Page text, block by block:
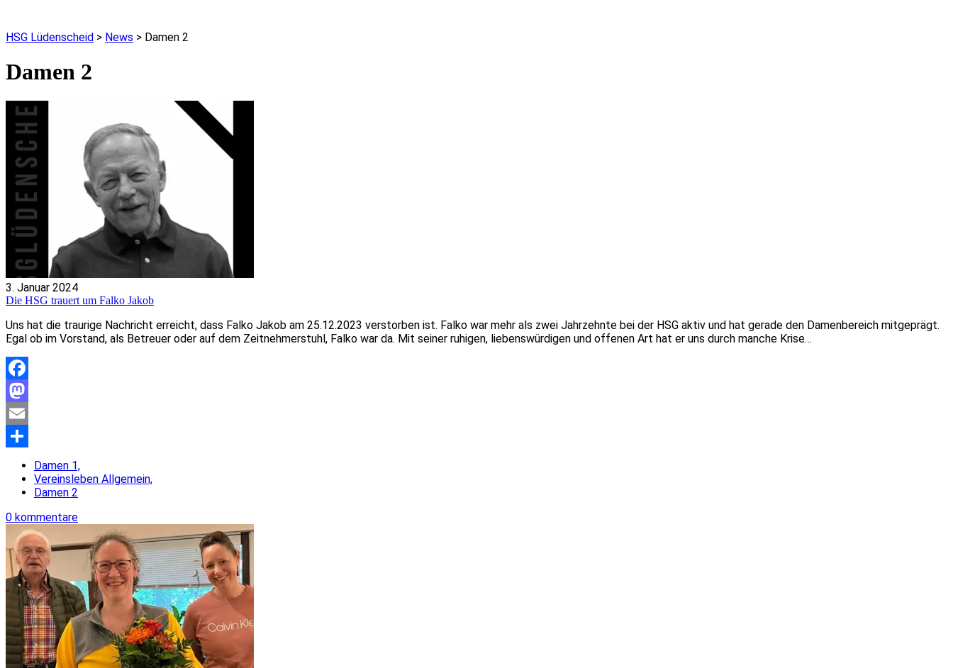
HSG Lüdenscheid > News > Damen 2
Damen 2
3. Januar 2024
Die HSG trauert um Falko Jakob
Uns hat die traurige Nachricht erreicht, dass Falko Jakob am 25.12.2023 verstorben ist. Falko war mehr als zwei Jahrzehnte bei der HSG aktiv und hat gerade den Damenbereich mitgeprägt.
Egal ob im Vorstand, als Betreuer oder auf dem Zeitnehmerstuhl, Falko war da. Mit seiner ruhigen, liebenswürdigen und offenen Art hat er uns durch manche Krise…
Facebook
Mastodon
Email
Teilen
Damen 1,
Vereinsleben Allgemein,
Damen 2
0 kommentare